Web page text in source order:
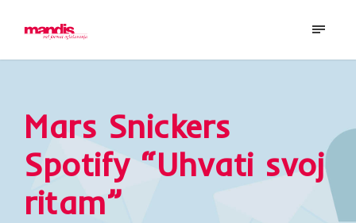
Mars Snickers
Spotify “Uhvati svoj
ritam”